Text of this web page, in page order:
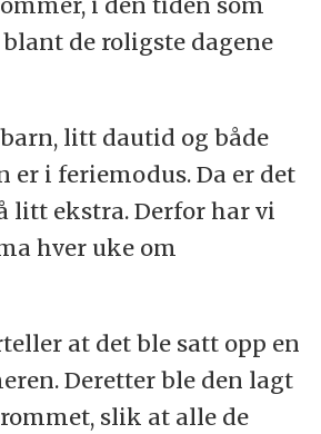
de roligste dagene
litt dautid og både
er i feriemodus. Da er det
litt ekstra. Derfor har vi
hver uke om
at det ble satt opp en
Deretter ble den lagt
slik at alle de